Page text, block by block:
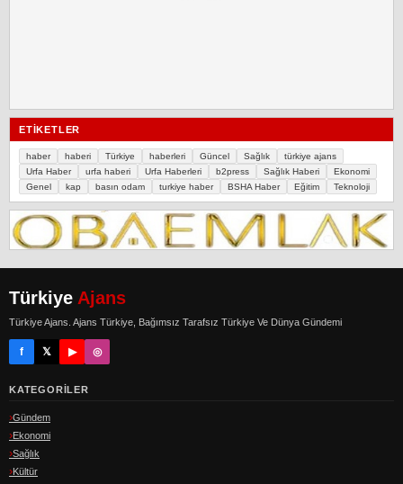
ETIKETLER
haber haberi Türkiye haberleri Güncel Sağlık
türkiye ajans
Urfa Haber
urfa haberi Urfa Haberleri b2press Sağlık Haberi
Ekonomi
Genel
kap basın odam turkiye haber BSHA Haber Eğitim Teknoloji
Türkiye Ajans
Türkiye Ajans. Ajans Türkiye, Bağımsız Tarafsız Türkiye Ve Dünya Gündemi
f 𝕏 ▶ ◎
KATEGORILER
Gündem
Ekonomi
Sağlık
Kültür